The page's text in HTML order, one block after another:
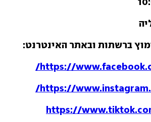
ברשתות ובאתר האינטרנט:
https://
https://
https://